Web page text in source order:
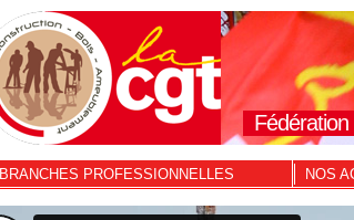
BRANCHES PROFESSIONNELLES NOS